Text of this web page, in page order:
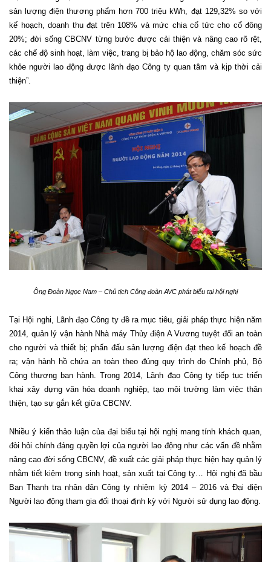
sản lượng điện thương phẩm hơn 700 triệu kWh, đạt 129,32% so với
kế hoạch, doanh thu đạt trên 108% và mức chia cổ tức cho cổ đông
20%; đời sống CBCNV từng bước được cải thiện và nâng cao rõ rệt,
các chế độ sinh hoạt, làm việc, trang bị bảo hộ lao động, chăm sóc sức
khỏe người lao động được lãnh đạo Công ty quan tâm và kịp thời cải
thiện”.
Ông Đoàn Ngọc Nam – Chủ tịch Công đoàn AVC phát biểu tại hội nghị
Tại Hội nghi, Lãnh đạo Công ty đề ra mục tiêu, giải pháp thực hiện năm
2014, quản lý vận hành Nhà máy Thủy điện A Vương tuyệt đối an toàn
cho người và thiết bị; phấn đấu sản lượng điện đạt theo kế hoạch đề
ra; vận hành hồ chứa an toàn theo đúng quy trình do Chính phủ, Bộ
Công thương ban hành. Trong 2014, Lãnh đạo Công ty tiếp tục triển
khai xây dựng văn hóa doanh nghiệp, tạo môi trường làm việc thân
thiện, tạo sự gắn kết giữa CBCNV.
Nhiều ý kiến thảo luận của đại biểu tại hội nghị mang tính khách quan,
đòi hỏi chính đáng quyền lợi của người lao động như các vấn đề nhằm
nâng cao đời sống CBCNV, đề xuất các giải pháp thực hiện hay quản lý
nhằm tiết kiệm trong sinh hoạt, sản xuất tại Công ty… Hội nghị đã bầu
Ban Thanh tra nhân dân Công ty nhiệm kỳ 2014 – 2016 và Đại diện
Người lao động tham gia đối thoại định kỳ với Người sử dụng lao động.